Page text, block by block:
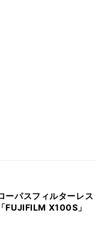
ーパスフィルターレス
FUJIFILM X100S」